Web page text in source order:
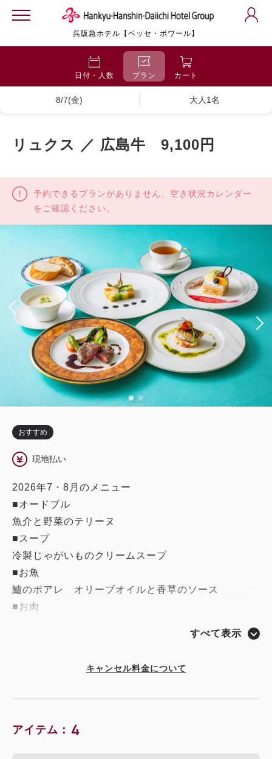
呉阪急ホテル【ベッセ・ボワール】
日付・人数 プラン カート
8/7(金) 大人1名
リュクス ／ 広島牛 9,100円
予約できるプランがありません、空き状況カレンダー
をご確認ください。
おすすめ
現地払い
2026年7・8月のメニュー
■オードブル
魚介と野菜のテリーヌ
■スープ
冷製じゃがいものクリームスープ
■お魚
鱸のポアレ オリーブオイルと香草のソース
■お肉
■デザート盛り合わせ
2026年9.10月のメニュー
すべて表示
キャンセル料金について
アイテム： 4